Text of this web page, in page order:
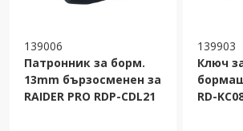
139006
Патронник за борм.
13mm бързосменен за
RAIDER PRO RDP-CDL21
139903
Ключ
RD-